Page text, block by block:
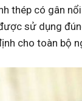
thép có gân
sử dụng
cho toàn bộ